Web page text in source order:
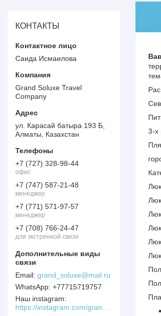
3-х
КОНТАКТЫ
Саида Исмаилова
Grand Soluxe Travel
Company
ул. Карасай батыра 193 Б,
Алматы, Казахстан
+7 (727) 328-98-44
офис
+7 (747) 587-21-48
менеджер
+7 (771) 571-97-57
менеджер
+7 (708) 766-24-47
для экстренной связи
grand_soluxe@mail.ru
+77715719757
Наш instagram